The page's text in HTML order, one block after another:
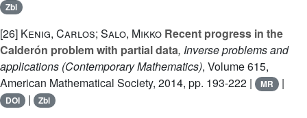
Zbl
[26] Kenig, Carlos; Salo, Mikko Recent progress in the
Calderón problem with partial data, Inverse problems and
applications (Contemporary Mathematics), Volume 615,
American Mathematical Society, 2014, pp. 193-222 |
MR |
DOI | Zbl